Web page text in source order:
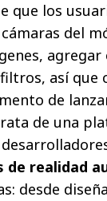
que los
del
así que
de
de una
de realidad
desde